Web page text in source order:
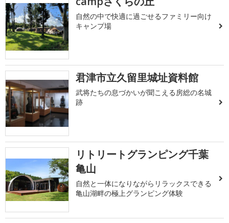
自然の中で快適に過ごせるファミリー向け
キャンプ場
君津市立久留里城址資料館
武将たちの息づかいが聞こえる房総の名城
跡
リトリートグランピング千葉
亀山
自然と一体になりながらリラックスできる
亀山湖畔の極上グランピング体験